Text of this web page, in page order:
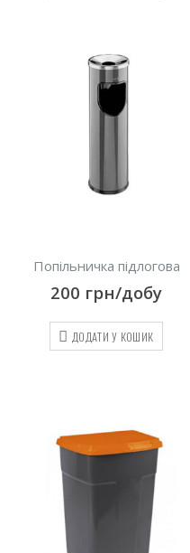
Попільничка підлогова
200 грн/добу
ДОДАТИ У КОШИК